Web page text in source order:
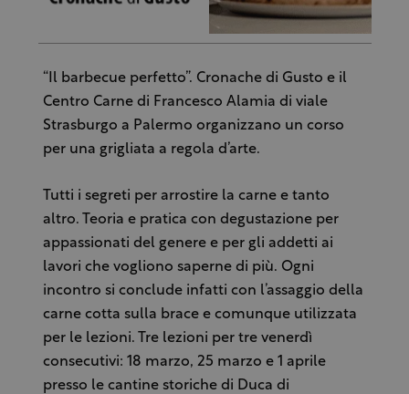
“Il barbecue perfetto”. Cronache di Gusto e il
Centro Carne di Francesco Alamia di viale
Strasburgo a Palermo organizzano un corso
per una grigliata a regola d’arte.
Tutti i segreti per arrostire la carne e tanto
altro. Teoria e pratica con degustazione per
appassionati del genere e per gli addetti ai
lavori che vogliono saperne di più. Ogni
incontro si conclude infatti con l’assaggio della
carne cotta sulla brace e comunque utilizzata
per le lezioni. Tre lezioni per tre venerdì
consecutivi: 18 marzo, 25 marzo e 1 aprile
presso le cantine storiche di Duca di